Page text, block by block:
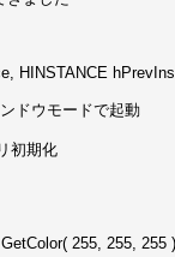
HINSTANCE